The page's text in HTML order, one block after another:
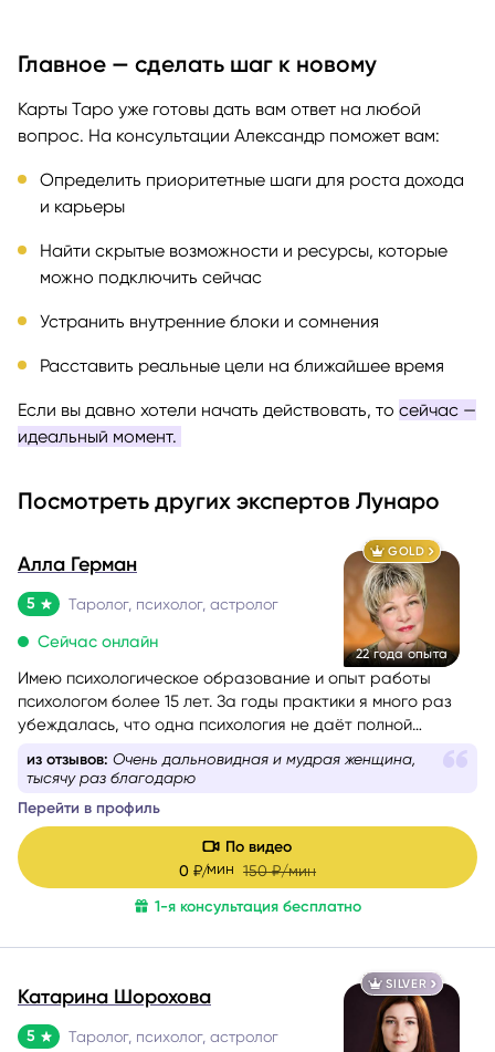
Главное — сделать шаг к новому
Карты Таро уже готовы дать вам ответ на любой
вопрос. На консультации Александр поможет вам:
Определить приоритетные шаги для роста дохода
и карьеры
Найти скрытые возможности и ресурсы, которые
можно подключить сейчас
Устранить внутренние блоки и сомнения
Расставить реальные цели на ближайшее время
Если вы давно хотели начать действовать, то сейчас —
идеальный момент.
Посмотреть других экспертов Лунаро
GOLD
22 года опыта
Алла Герман
5 Таролог, психолог, астролог
Сейчас онлайн
Имею психологическое образование и опыт работы
психологом более 15 лет. За годы практики я много раз
убеждалась, что одна психология не даёт полной
применять в консультациях Таро и метафорические
из отзывов: Очень дальновидная и мудрая женщина,
тысячу раз благодарю
Перейти в профиль
По видео
0 ₽/мин150 ₽/мин
1-я консультация бесплатно
SILVER
Катарина Шорохова
5 Таролог, психолог, астролог